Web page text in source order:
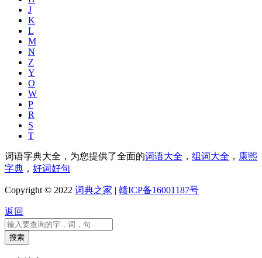
J
K
L
M
N
Z
Y
O
W
P
R
S
T
词语字典大全，为您提供了全面的词语大全 ， 组词大全 ， 康熙
字典 ， 好词好句
Copyright © 2022 词典之家 | 赣ICP备16001187号
返回